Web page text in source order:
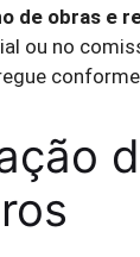
de obras e
ou no